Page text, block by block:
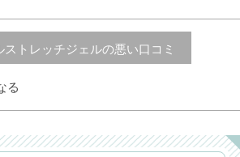
ストレッチジェルの悪い口コミ
る